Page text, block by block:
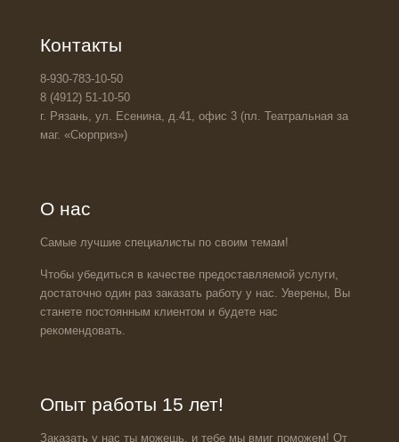
Контакты
8-930-783-10-50
8 (4912) 51-10-50
г. Рязань, ул. Есенина, д.41, офис 3 (пл. Театральная за
маг. «Сюрприз»)
О нас
Самые лучшие специалисты по своим темам!
Чтобы убедиться в качестве предоставляемой услуги,
достаточно один раз заказать работу у нас. Уверены, Вы
станете постоянным клиентом и будете нас
рекомендовать.
Опыт работы 15 лет!
Заказать у нас ты можешь, и тебе мы вмиг поможем! От